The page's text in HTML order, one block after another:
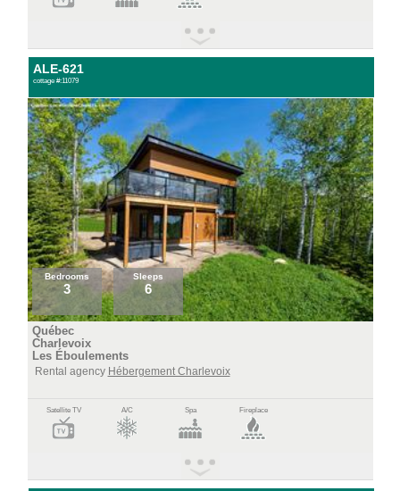
ALE-621
cottage #:11079
Bedrooms
3
Sleeps
6
Québec
Charlevoix
Les Éboulements
Rental agency Hébergement Charlevoix
Satellite TV A/C Spa Fireplace